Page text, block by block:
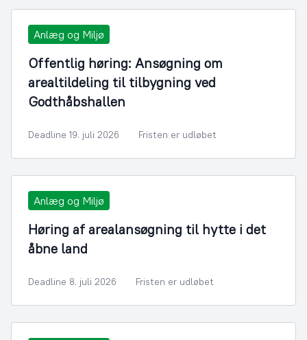
Anlæg og Miljø
Offentlig høring: Ansøgning om
arealtildeling til tilbygning ved
Godthåbshallen
Deadline 19. juli 2026 Fristen er udløbet
Anlæg og Miljø
Høring af arealansøgning til hytte i det
åbne land
Deadline 8. juli 2026 Fristen er udløbet